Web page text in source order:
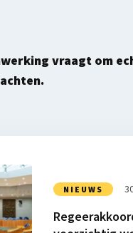
vraagt om
NIEUWS